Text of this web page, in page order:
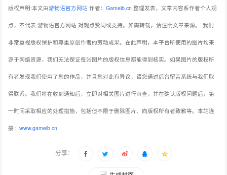
版权声明:本文由游物语官方网站 作者：Gameib.cn 整理发表，文章内容系作者个人观
点，不代表 游物语官方网站 对观点赞同或支持。如需转载，请注明文章来源。 我们
非常重视版权保护和尊重原创作者的劳动成果。在此声明，本平台所使用的图片均来
源于网络资源，我们无法保证每张图片的版权信息都能得到核实。如果图片的版权所
有者发现我们使用了您的作品，并且您对此有异议，请您通过后台留言系统与我们取
得联系。我们将在收到通知后，立即对相关图片进行审查，并在确认版权问题后，第
一时间采取相应的处理措施，包括但不限于删除图片、向版权所有者致歉等。本站连
接：www.gameib.cn
分享：